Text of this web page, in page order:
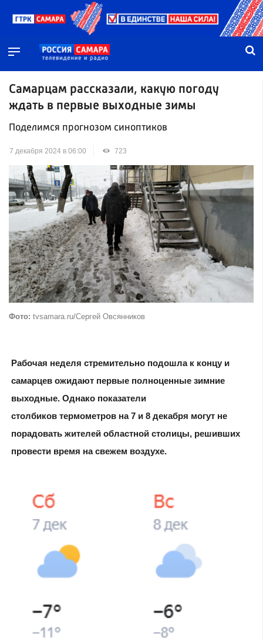
Самарцам рассказали, какую погоду
ждать в первые выходные зимы
Поделимся прогнозом синоптиков
7 декабря 2024 в 06:00 723
Фото: tvsamara.ru/Сергей Овсянников
Рабочая неделя стремительно подошла к концу и
самарцев ожидают первые полноценные зимние
выходные. Однако показатели
столбиков термометров на 7 и 8 декабря могут не
порадовать жителей областной столицы, решивших
провести время на свежем воздухе.